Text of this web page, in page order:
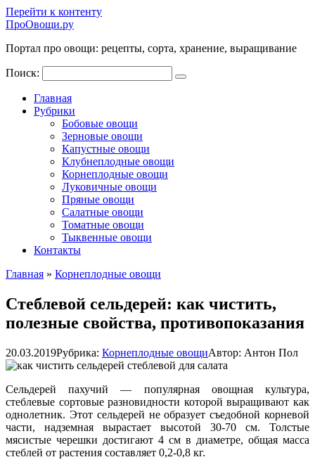
Перейти к контенту
ПроОвощи.ру
Портал про овощи: рецепты, сорта, хранение, выращивание
Поиск:
Главная
Рубрики
Бобовые овощи
Зерновые овощи
Капустные овощи
Клубнеплодные овощи
Корнеплодные овощи
Луковичные овощи
Пряные овощи
Салатные овощи
Томатные овощи
Тыквенные овощи
Контакты
Главная » Корнеплодные овощи
Стеблевой сельдерей: как чистить,
полезные свойства, противопоказания
20.03.2019Рубрика: Корнеплодные овощиАвтор: Антон Пол
Сельдерей пахучий — популярная овощная культура,
стеблевые сортовые разновидности которой выращивают как
однолетник. Этот сельдерей не образует съедобной корневой
части, надземная вырастает высотой 30-70 см. Толстые
мясистые черешки достигают 4 см в диаметре, общая масса
стеблей от растения составляет 0,2-0,8 кг.